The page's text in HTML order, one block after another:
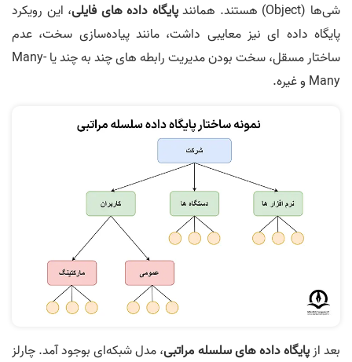
شی‌ها (Object) هستند. همانند
پایگاه داده های فایلی، این رویکرد
پایگاه داده ای نیز معایبی داشت، مانند پیاده‌سازی سخت، عدم
ساختار مسقل، سخت بودن مدیریت رابطه های چند به چند یا Many-
Many و غیره.
بعد ازپایگاه داده های سلسله مراتبی، مدل شبکه‌ای بوجود آمد. چارلز